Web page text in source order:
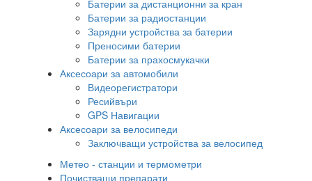
Батерии за дистанционни за кран
Батерии за радиостанции
Зарядни устройства за батерии
Преносими батерии
Батерии за прахосмукачки
Аксесоари за автомобили
Видеорегистратори
Ресийвъри
GPS Навигации
Аксесоари за велосипеди
Заключващи устройства за велосипед
Метео - станции и термометри
Почистващи препарати